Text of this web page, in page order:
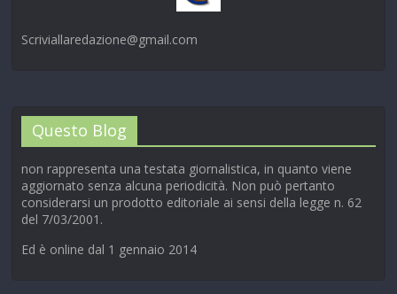
Scriviallaredazione@gmail.com
Questo Blog
non rappresenta una testata giornalistica, in quanto viene
aggiornato senza alcuna periodicità. Non può pertanto
considerarsi un prodotto editoriale ai sensi della legge n. 62
del 7/03/2001.
Ed è online dal 1 gennaio 2014